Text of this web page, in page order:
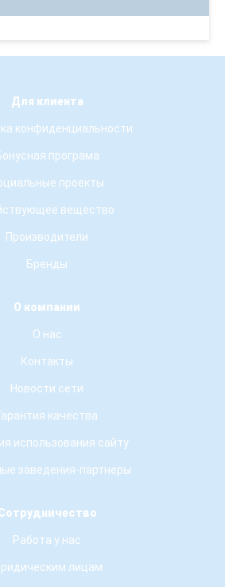
Для клиента
конфиденциальности
програма
проекты
вещество
Производители
Бренды
О компании
О нас
Контакты
Новости сети
качества
использования сайту
заведения-партнеры
Работа у нас
лицам